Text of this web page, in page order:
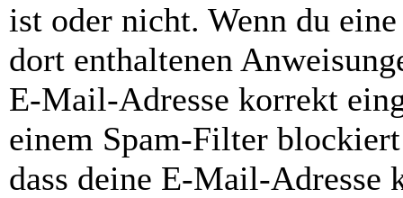
ist oder nicht. Wenn du
dort enthaltenen
E-Mail-Adresse korrekt
einem Spam-Filter
dass deine E-Mail-Adresse